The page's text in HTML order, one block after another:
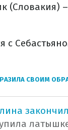
(Словакия)
с
СВОИМ